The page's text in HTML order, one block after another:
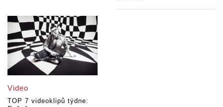
Video
TOP 7 videoklipů týdne: